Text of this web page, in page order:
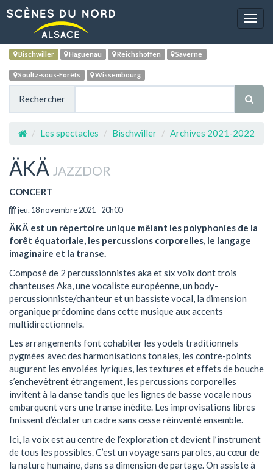
Bischwiller Haguenau Reichshoffen Saverne
Soultz-sous-Forêts Wissembourg
Rechercher
Les spectacles Bischwiller Archives 2021-2022
ÄKÄ JAZZDOR
CONCERT
jeu. 18 novembre 2021 - 20h00
ÄKÄ est un répertoire unique mêlant les polyphonies de la
forêt équatoriale, les percussions corporelles, le langage
imaginaire et la transe.
Composé de 2 percussionnistes aka et six voix dont trois
chanteuses Aka, une vocaliste européenne, un body-
percussionniste/chanteur et un bassiste vocal, la dimension
organique prédomine dans cette musique aux accents
multidirectionnels.
Les arrangements font cohabiter les yodels traditionnels
pygmées avec des harmonisations tonales, les contre-points
augurent les envolées lyriques, les textures et effets de bouche
s’enchevêtrent étrangement, les percussions corporelles
invitent à la danse tandis que les lignes de basse vocale nous
embarquent vers une transe inédite. Les improvisations libres
finissent d’éclater un cadre sans cesse réinventé ensemble.
Ici, la voix est au centre de l’exploration et devient l’instrument
de tous les possibles. C’est un voyage sans paroles, au cœur de
la nature humaine, dans sa dimension de partage. On assiste à